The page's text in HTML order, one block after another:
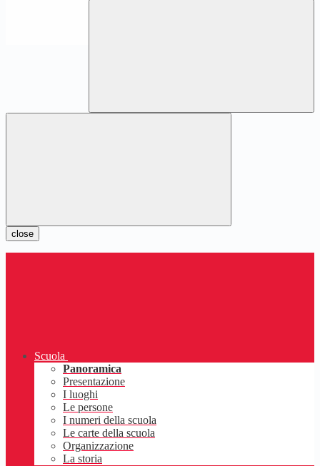
close
Scuola
Panoramica
Presentazione
I luoghi
Le persone
I numeri della scuola
Le carte della scuola
Organizzazione
La storia